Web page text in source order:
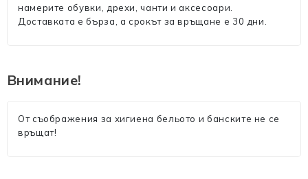
намерите обувки, дрехи, чанти и аксесоари.
Доставката е бърза, а срокът за връщане е 30 дни.
Внимание!
От съображения за хигиена бельото и банските не се
връщат!